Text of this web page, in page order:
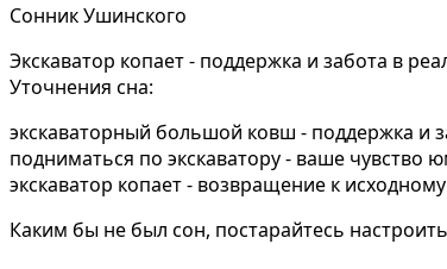
Сонник Ушинского
Экскаватор копает - поддержка и забота в
Уточнения сна:
экскаваторный большой ковш - поддержка
подниматься по экскаватору - ваше
экскаватор копает - возвращение к
Каким бы не был сон, постарайтесь